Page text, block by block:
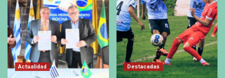
Actualidad Destacadas